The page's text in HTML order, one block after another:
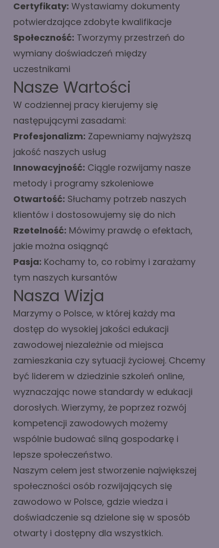
Certyfikaty: Wystawiamy dokumenty
potwierdzające zdobyte kwalifikacje
Społeczność: Tworzymy przestrzeń do
wymiany doświadczeń między
uczestnikami
Nasze Wartości
W codziennej pracy kierujemy się
następującymi zasadami:
Profesjonalizm: Zapewniamy najwyższą
jakość naszych usług
Innowacyjność: Ciągle rozwijamy nasze
metody i programy szkoleniowe
Otwartość: Słuchamy potrzeb naszych
klientów i dostosowujemy się do nich
Rzetelność: Mówimy prawdę o efektach,
jakie można osiągnąć
Pasja: Kochamy to, co robimy i zarażamy
tym naszych kursantów
Nasza Wizja
Marzymy o Polsce, w której każdy ma
dostęp do wysokiej jakości edukacji
zawodowej niezależnie od miejsca
zamieszkania czy sytuacji życiowej. Chcemy
być liderem w dziedzinie szkoleń online,
wyznaczając nowe standardy w edukacji
dorosłych. Wierzymy, że poprzez rozwój
kompetencji zawodowych możemy
wspólnie budować silną gospodarkę i
lepsze społeczeństwo.
Naszym celem jest stworzenie największej
społeczności osób rozwijających się
zawodowo w Polsce, gdzie wiedza i
doświadczenie są dzielone się w sposób
otwarty i dostępny dla wszystkich.